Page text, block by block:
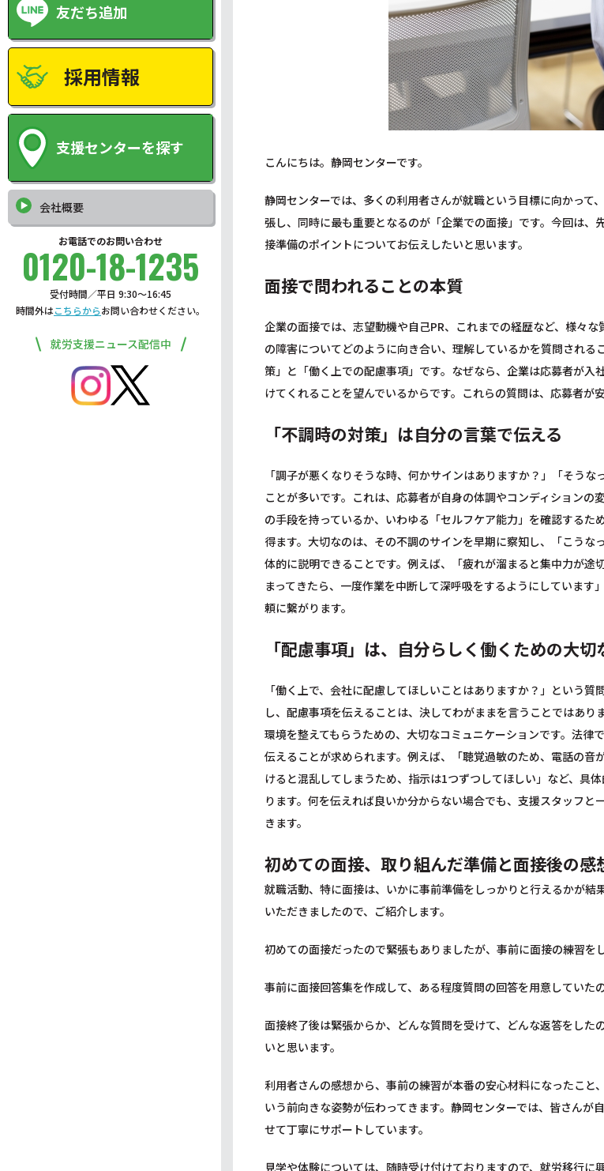
友だち追加
採用情報
支援センターを探す
会社概要
お電話でのお問い合わせ
0120-18-1235
受付時間／平日 9:30〜16:45
時間外はこちらからお問い合わせください。
就労支援ニュース配信中
こんにちは。静岡センターです。
静岡センターでは、多くの利用者さんが就職という目標に向かっ
張し、同時に最も重要となるのが「企業での面接」です。今回は
接準備のポイントについてお伝えしたいと思います。
面接で問われることの本質
企業の面接では、志望動機や自己PR、これまでの経歴など、様々
の障害についてどのように向き合い、理解しているかを質問され
策」と「働く上での配慮事項」です。なぜなら、企業は応募者が
けてくれることを望んでいるからです。これらの質問は、応募者が
「不調時の対策」は自分の言葉で伝える
「調子が悪くなりそうな時、何かサインはありますか？」「そう
ことが多いです。これは、応募者が自身の体調やコンディション
の手段を持っているか、いわゆる「セルフケア能力」を確認する
得ます。大切なのは、その不調のサインを早期に察知し、「こう
体的に説明できることです。例えば、「疲れが溜まると集中力が
まってきたら、一度作業を中断して深呼吸をするようにしていま
頼に繋がります。
「配慮事項」は、自分らしく働くための大切
「働く上で、会社に配慮してほしいことはありますか？」という
し、配慮事項を伝えることは、決してわがままを言うことではあ
環境を整えてもらうための、大切なコミュニケーションです。法
伝えることが求められます。例えば、「聴覚過敏のため、電話の
けると混乱してしまうため、指示は1つずつしてほしい」など、具
ります。何を伝えれば良いか分からない場合でも、支援スタッフ
きます。
初めての面接、取り組んだ準備と面接後の感
就職活動、特に面接は、いかに事前準備をしっかりと行えるかが
いただきましたので、ご紹介します。
初めての面接だったので緊張もありましたが、事前に面接の練習を
事前に面接回答集を作成して、ある程度質問の回答を用意していた
面接終了後は緊張からか、どんな質問を受けて、どんな返答をし
いと思います。
利用者さんの感想から、事前の練習が本番の安心材料になったこ
いう前向きな姿勢が伝わってきます。静岡センターでは、皆さん
せて丁寧にサポートしています。
見学や体験については、随時受け付けておりますので、就労移行に